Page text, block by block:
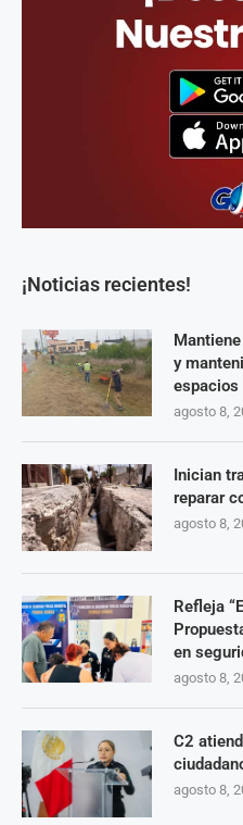
¡Noticias recientes!
y
espacios
agosto 8,
Inician
reparar
agosto 8,
Refleja
en
agosto 8,
C2
agosto 8,